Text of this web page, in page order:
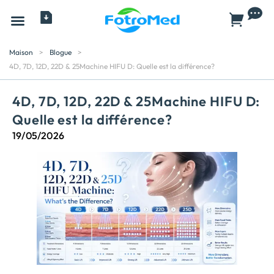
Maison > Blogue
>
4D, 7D, 12D, 22D & 25Machine HIFU D: Quelle est la différence?
4D, 7D, 12D, 22D & 25Machine HIFU D:
Quelle est la différence?
19/05/2026